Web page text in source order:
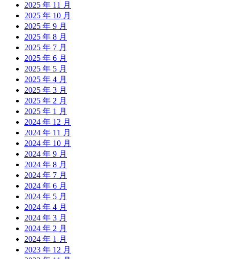
2025 年 11 月
2025 年 10 月
2025 年 9 月
2025 年 8 月
2025 年 7 月
2025 年 6 月
2025 年 5 月
2025 年 4 月
2025 年 3 月
2025 年 2 月
2025 年 1 月
2024 年 12 月
2024 年 11 月
2024 年 10 月
2024 年 9 月
2024 年 8 月
2024 年 7 月
2024 年 6 月
2024 年 5 月
2024 年 4 月
2024 年 3 月
2024 年 2 月
2024 年 1 月
2023 年 12 月